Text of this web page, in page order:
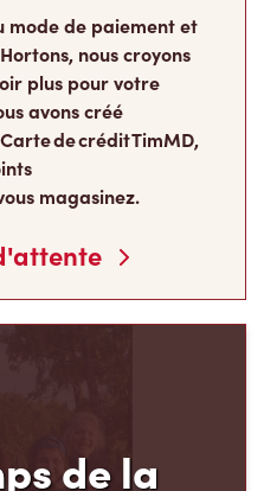
mode de paiement et
nous croyons
plus pour votre
avons créé
de crédit TimMD,
magasinez.
de la